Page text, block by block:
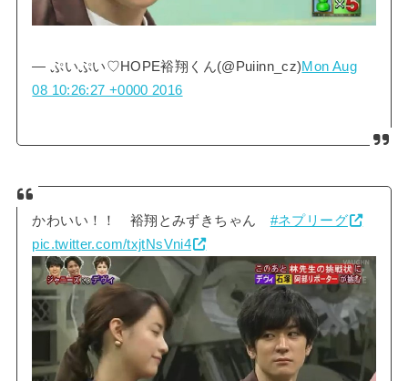
— ぷいぷい♡HOPE裕翔くん(@Puiinn_cz)Mon Aug
08 10:26:27 +0000 2016
かわいい！！ 裕翔とみずきちゃん #ネプリーグ
pic.twitter.com/txjtNsVni4